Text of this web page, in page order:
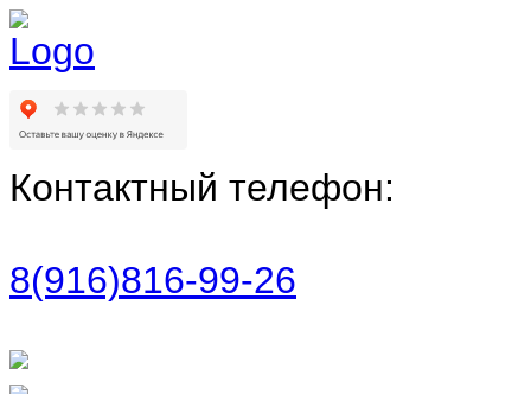
Контактный телефон:
8(916)816-99-26